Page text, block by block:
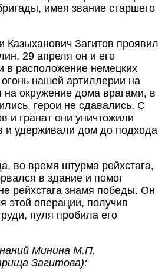
имея звание старшего
Казыханович Загитов проявил
29 апреля он и его
в расположение немецких
нашей артиллерии на
на окружение дома врагами, в
герои не сдавались. С
и гранат они уничтожили
и удерживали дом до подхода
во время штурма рейхстага,
в здание и помог
рейхстага знамя победы. Он
этой операции, получив
пуля пробила его
Минина М.П.
Загитова):